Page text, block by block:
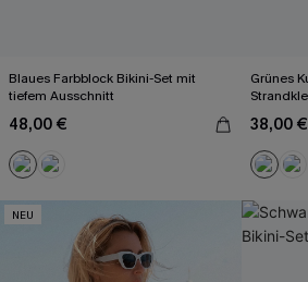
Blaues Farbblock Bikini-Set mit
tiefem Ausschnitt
48,00 €
Grünes
38,00 €
NEU